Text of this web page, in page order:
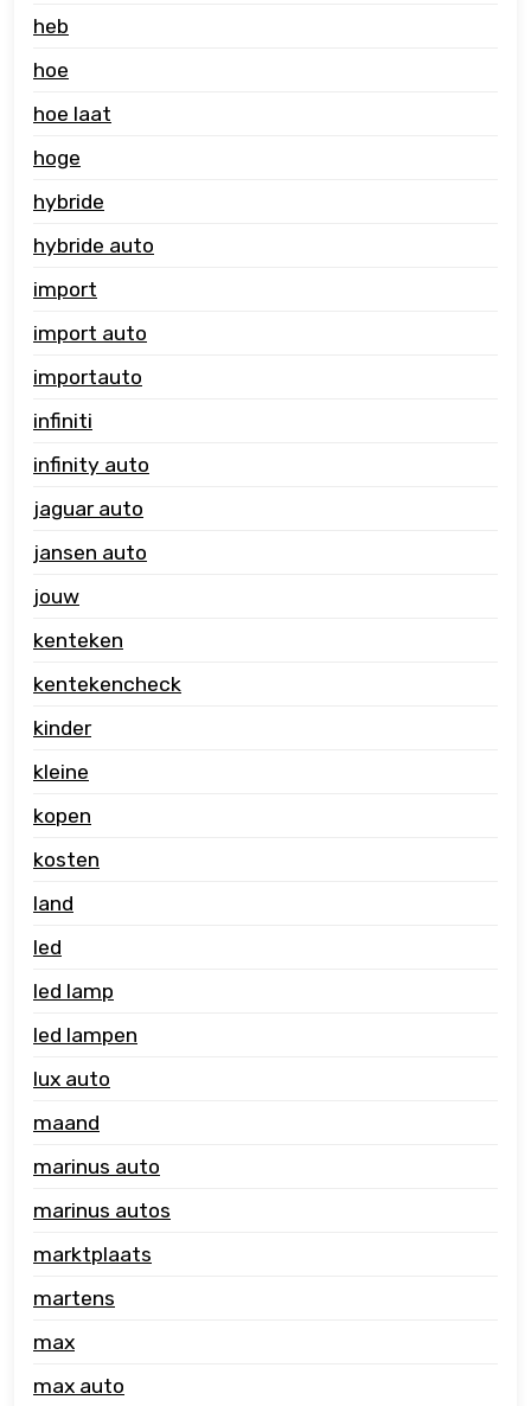
heb
hoe
hoe laat
hoge
hybride
hybride auto
import
import auto
importauto
infiniti
infinity auto
jaguar auto
jansen auto
jouw
kenteken
kentekencheck
kinder
kleine
kopen
kosten
land
led
led lamp
led lampen
lux auto
maand
marinus auto
marinus autos
marktplaats
martens
max
max auto